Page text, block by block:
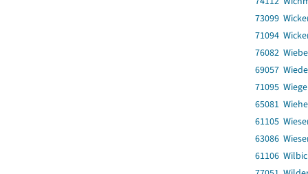
73099
71094
76082
69057
71095
65081
61105
63086
61106